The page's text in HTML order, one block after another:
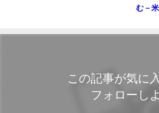
む－
この記事が気に
フォローし